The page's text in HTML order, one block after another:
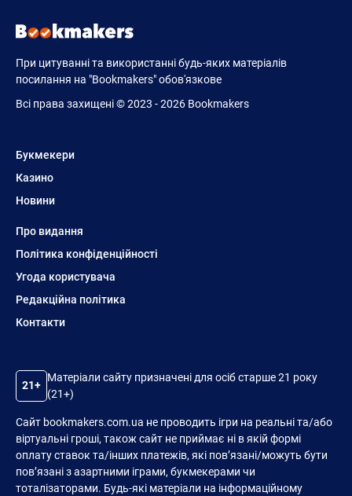
При цитуванні та використанні будь-яких матеріалів
посилання на "Bookmakers" обов'язкове
Всі права захищені © 2023 - 2026 Bookmakers
Букмекери
Казино
Новини
Про видання
Політика конфіденційності
Угода користувача
Редакційна політика
Контакти
21+
Матеріали сайту призначені для осіб старше 21 року
(21+)
Сайт bookmakers.com.ua не проводить ігри на реальні та/або
віртуальні гроші, також сайт не приймає ні в якій формі
оплату ставок та/інших платежів, які пов’язані/можуть бути
пов’язані з азартними іграми, букмекерами чи
тоталізаторами. Будь-які матеріали на інформаційному